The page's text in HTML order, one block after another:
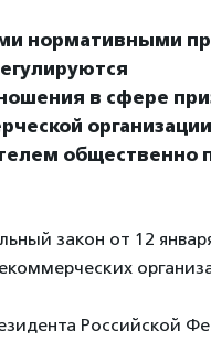
нормативными
в сфере
организации
общественно
закон от 12
Российской